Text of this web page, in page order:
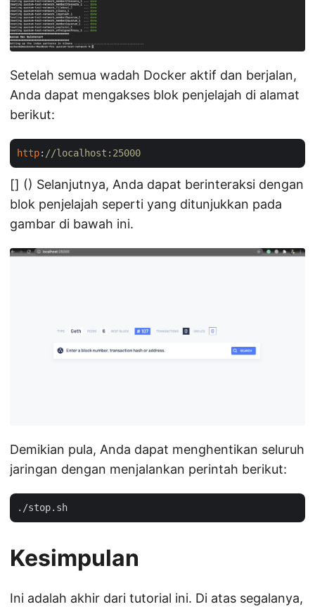
Setelah semua wadah Docker aktif dan berjalan,
Anda dapat mengakses blok penjelajah di alamat
berikut:
http: //localhost:25000
[] () Selanjutnya, Anda dapat berinteraksi dengan
blok penjelajah seperti yang ditunjukkan pada
gambar di bawah ini.
Demikian pula, Anda dapat menghentikan seluruh
jaringan dengan menjalankan perintah berikut:
Kesimpulan
Ini adalah akhir dari tutorial ini. Di atas segalanya,